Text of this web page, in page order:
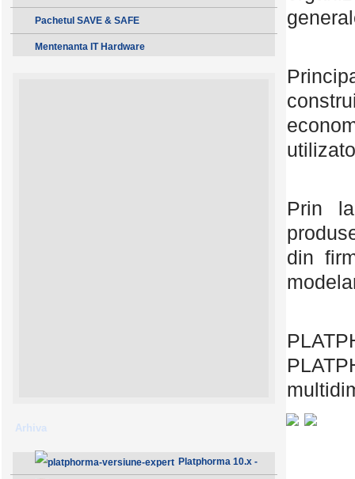
Pachetul SAVE & SAFE
Mentenanta IT Hardware
Arhiva
Platphorma 10.x -
Prin
din